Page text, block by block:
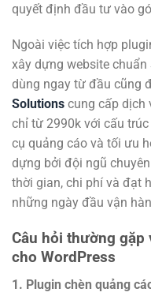
quyết định đầu tư vào
Ngoài việc tích hợp
xây dựng website
dùng ngay từ đầu cũng
Solutions cung cấp dịch
chỉ từ 2990k với cấu trúc
cụ quảng cáo và tối ưu
dựng bởi đội ngũ
thời gian, chi phí và đạt
những ngày đầu vận
Câu hỏi thường gặp
cho WordPress
1. Plugin chèn quảng